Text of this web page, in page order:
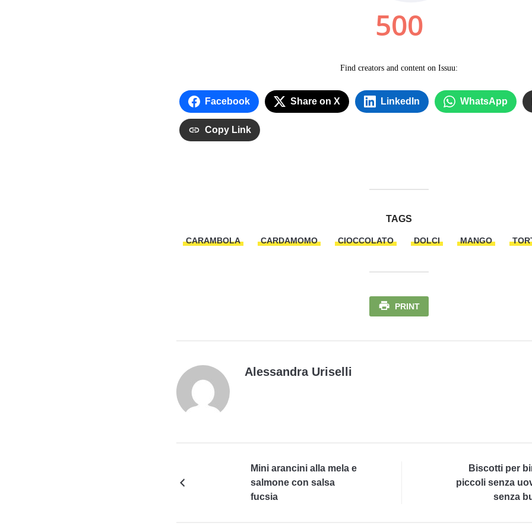
Facebook Share on X LinkedIn WhatsApp
Copy Link
TAGS
CARAMBOLA CARDAMOMO CIOCCOLATO DOLCI MANGO
PRINT
Alessandra Uriselli
Mini arancini alla mela e
salmone con salsa
fucsia
Biscotti per
piccoli senza
senza